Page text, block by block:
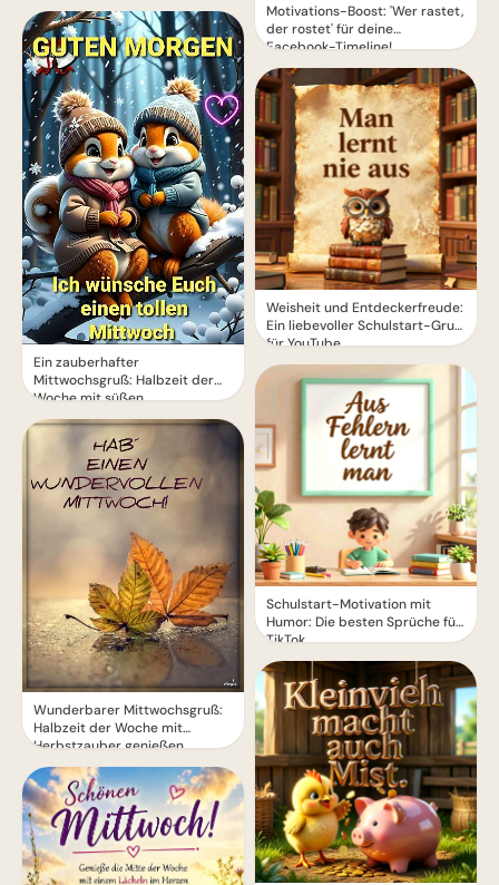
Ein zauberhafter
Mittwochsgruß: Halbzeit der
Woche mit süßen
Eichhörnchen!
Wunderbarer Mittwochsgruß:
Halbzeit der Woche mit
Herbstzauber genießen
Motivations-Boost: 'Wer rastet,
der rostet' für deine
Facebook-Timeline!
Weisheit und Entdeckerfreude:
Ein liebevoller Schulstart-Gruß
für YouTube
Schulstart-Motivation mit
Humor: Die besten Sprüche für
TikTok